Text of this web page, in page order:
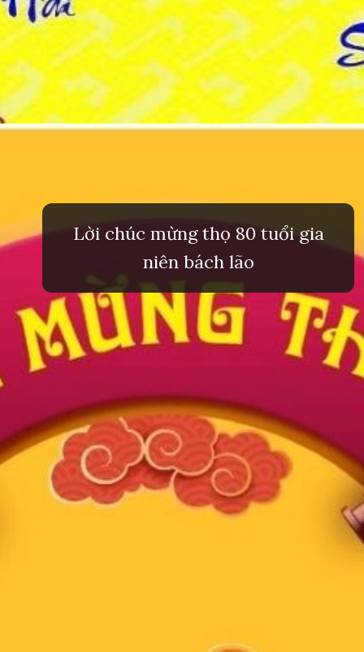
Lời chúc mừng thọ 80 tuổi gia
niên bách lão